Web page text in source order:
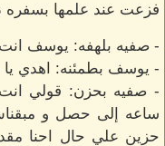
فزعت عند علمها بسفره
- صفيه بلهفه: يوسف
- يوسف بطمئنه: اهدي يا
- صفيه بحزن: قولي
ساعه إلى حصل و
حزين علي حال احنا